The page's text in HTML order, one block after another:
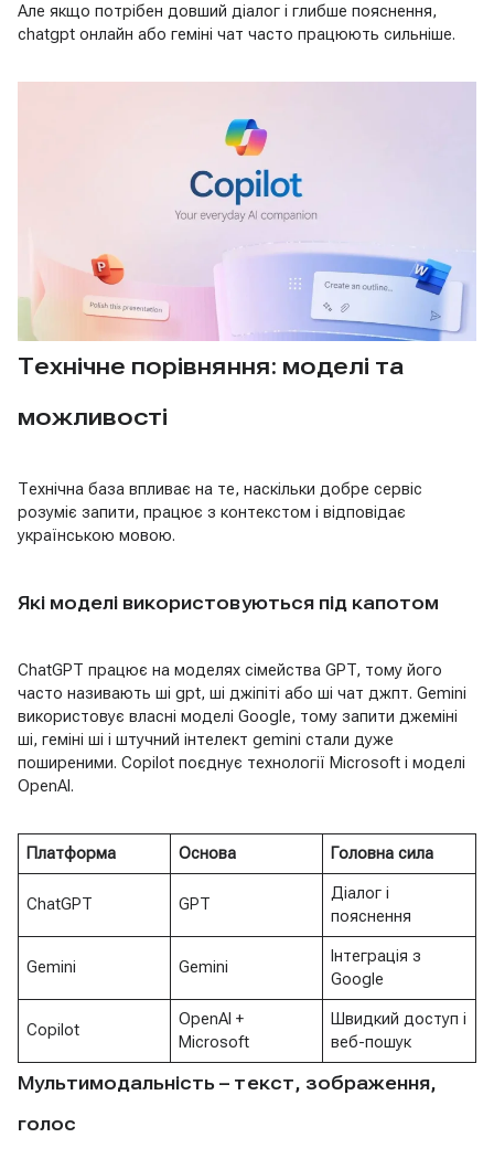
Але якщо потрібен довший діалог і глибше пояснення,
chatgpt онлайн або геміні чат часто працюють сильніше.
Технічне порівняння: моделі та
можливості
Технічна база впливає на те, наскільки добре сервіс
розуміє запити, працює з контекстом і відповідає
українською мовою.
Які моделі використовуються під капотом
ChatGPT працює на моделях сімейства GPT, тому його
часто називають ші gpt, ші джіпіті або ші чат джпт. Gemini
використовує власні моделі Google, тому запити джеміні
ші, геміні ші і штучний інтелект gemini стали дуже
поширеними. Copilot поєднує технології Microsoft і моделі
OpenAI.
Платформа Основа Головна сила
ChatGPT GPT
Діалог і
пояснення
Gemini Gemini
Інтеграція з
Google
Copilot
OpenAI +
Microsoft
Швидкий доступ і
веб-пошук
Мультимодальність – текст, зображення,
голос